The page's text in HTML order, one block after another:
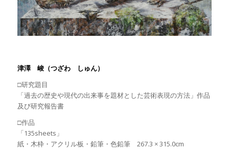
津澤 峻（つざわ しゅん）
□研究題目
「過去の歴史や現代の出来事を題材とした芸術表現の方法」作品
及び研究報告書
□作品
「135sheets」
紙・木枠・アクリル板・鉛筆・色鉛筆 267.3 × 315.0cm